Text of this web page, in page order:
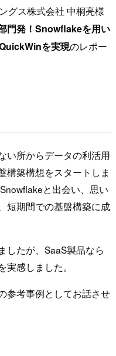
グス株式会社 中桐亮様
門発！Snowflakeを用い
を実現のレポー
い所からデータの利活用
構築構想をスタートしま
と出会い、思い
短期間での基盤構築に成
したが、SaaS製品なら
感しました。
参考事例としてお話させ